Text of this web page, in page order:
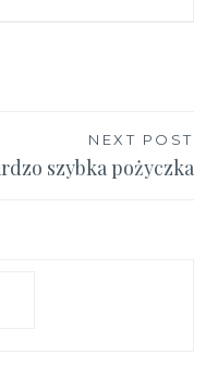
NEXT POST
szybka pożyczka